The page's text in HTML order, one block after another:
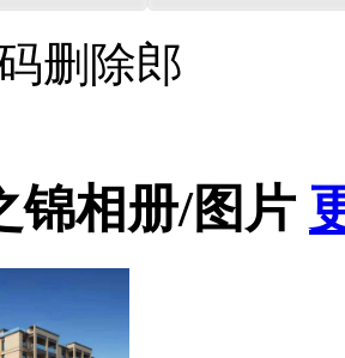
删除郎
锦相册/图片